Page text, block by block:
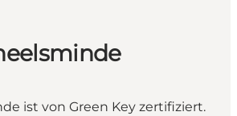
ist von Green Key zertifiziert.